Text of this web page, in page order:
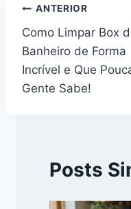
Navegação
de
Post
ANTERIOR
Como Limpar Box
Banheiro de Forma
Incrível e Que
Gente Sabe!
Posts